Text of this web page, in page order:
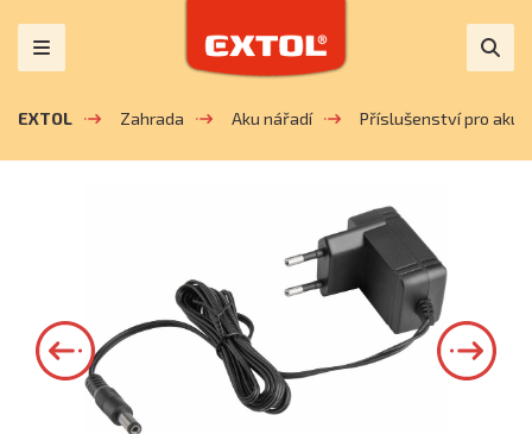
EXTOL Zahrada Aku nářadí Příslušenství pro aku